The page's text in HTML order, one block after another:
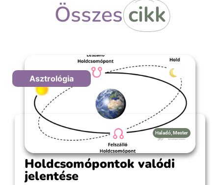
Összes cikk
Asztrológia
Haladó Mester
Holdcsomópontok valódi
jelentése